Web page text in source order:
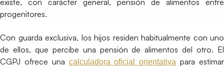
existe, con carácter general, pensión de alimentos entre
progenitores.
Con guarda exclusiva, los hijos residen habitualmente con uno
de ellos, que percibe una pensión de alimentos del otro. El
CGPJ ofrece una calculadora oficial orientativa para estimar